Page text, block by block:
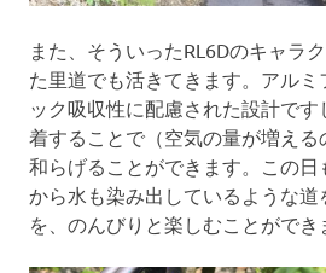
また、そういったRL6Dのキャラ
た里道でも活きてきます。アルミ
ック吸収性に配慮された設計で
着することで（空気の量が増え
和らげることができます。この
から水も染み出しているような
を、のんびりと楽しむことができ